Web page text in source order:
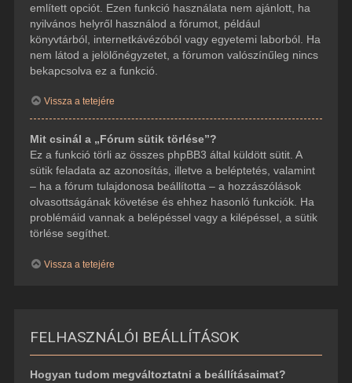
említett opciót. Ezen funkció használata nem ajánlott, ha
nyilvános helyről használod a fórumot, például
könyvtárból, internetkávézóból vagy egyetemi laborból. Ha
nem látod a jelölőnégyzetet, a fórumon valószínűleg nincs
bekapcsolva ez a funkció.
Vissza a tetejére
Mit csinál a „Fórum sütik törlése”?
Ez a funkció törli az összes phpBB3 által küldött sütit. A
sütik feladata az azonosítás, illetve a beléptetés, valamint
– ha a fórum tulajdonosa beállította – a hozzászólások
olvasottságának követése és ehhez hasonló funkciók. Ha
problémáid vannak a belépéssel vagy a kilépéssel, a sütik
törlése segíthet.
Vissza a tetejére
FELHASZNÁLÓI BEÁLLÍTÁSOK
Hogyan tudom megváltoztatni a beállításaimat?